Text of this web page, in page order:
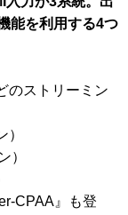
能を利用する4つ
のストリーミン
）
CPAA』も登